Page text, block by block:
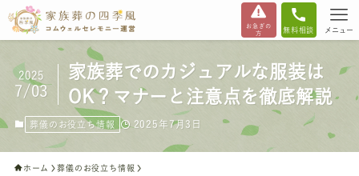
お急ぎの
方
無料相談 メニュー
家族葬でのカジュアルな服装は
OK？マナーと注意点を徹底解説
2025
7/03
葬儀のお役立ち情報 2025年7月3日
ホーム
葬儀のお役立ち情報